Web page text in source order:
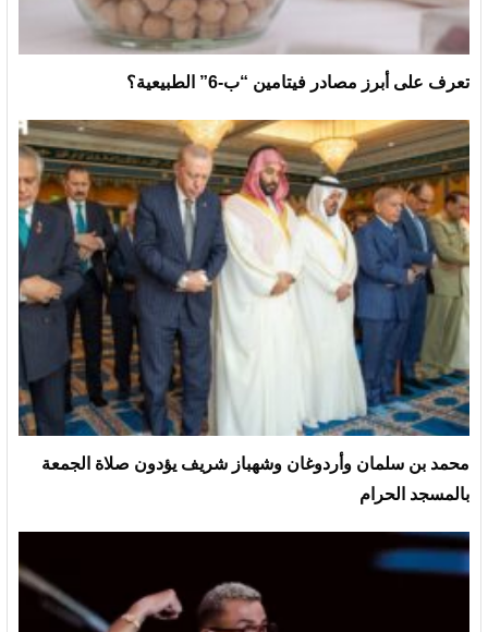
تعرف على أبرز مصادر فيتامين “ب-6” الطبيعية؟
محمد بن سلمان وأردوغان وشهباز شريف يؤدون صلاة الجمعة
بالمسجد الحرام